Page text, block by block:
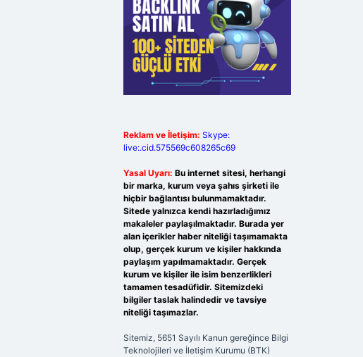
Reklam ve İletişim: Skype:
live:.cid.575569c608265c69
Yasal Uyarı: Bu internet sitesi, herhangi
bir marka, kurum veya şahıs şirketi ile
hiçbir bağlantısı bulunmamaktadır.
Sitede yalnızca kendi hazırladığımız
makaleler paylaşılmaktadır. Burada yer
alan içerikler haber niteliği taşımamakta
olup, gerçek kurum ve kişiler hakkında
paylaşım yapılmamaktadır. Gerçek
kurum ve kişiler ile isim benzerlikleri
tamamen tesadüfidir. Sitemizdeki
bilgiler taslak halindedir ve tavsiye
niteliği taşımazlar.
Sitemiz, 5651 Sayılı Kanun gereğince Bilgi
Teknolojileri ve İletişim Kurumu (BTK)